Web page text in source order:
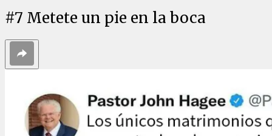
#7 Metete un pie en la boca